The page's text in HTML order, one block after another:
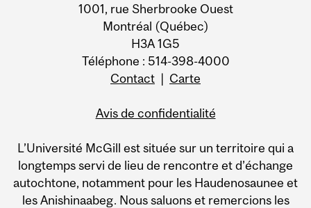
1001, rue Sherbrooke Ouest
Montréal (Québec)
H3A 1G5
Téléphone : 514-398-4000
Contact | Carte
Avis de confidentialité
L’Université McGill est située sur un territoire qui a
longtemps servi de lieu de rencontre et d’échange
autochtone, notamment pour les Haudenosaunee et
les Anishinaabeg. Nous saluons et remercions les